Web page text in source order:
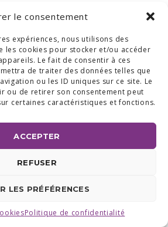
le consentement
expériences, nous utilisons des
les cookies pour stocker et/ou accéder
Le fait de consentir à ces
de traiter des données telles que
ou les ID uniques sur ce site. Le
ou de retirer son consentement peut
certaines caractéristiques et fonctions.
ACCEPTER
REFUSER
LES PRÉFÉRENCES
Politique de confidentialité